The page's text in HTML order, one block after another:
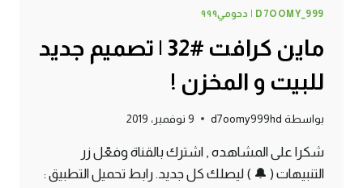
D7OOMY_999 | دحومي٩٩٩
ماين كرافت #32 | تصميم جديد
للبيت و المخزن !
بواسطة d7oomy999hd 9 نوفمبر، 2019
شكرا على المشاهده , اشترك بالقناة وفعّل زر
التنبيهات ( 🔔 ) ليصلك كل جديد. رابط تحميل التطبيق :